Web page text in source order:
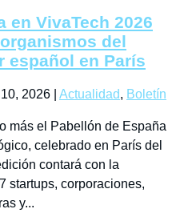
en VivaTech 2026
del
español en París
2026 Actualidad, Boletín
más el Pabellón de España
celebrado en París del
contará con la
startups, corporaciones,
y...